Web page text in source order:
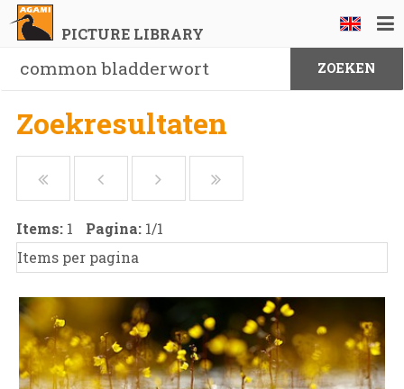
PICTURE LIBRARY
Zoekresultaten
Items: 1 Pagina: 1/1